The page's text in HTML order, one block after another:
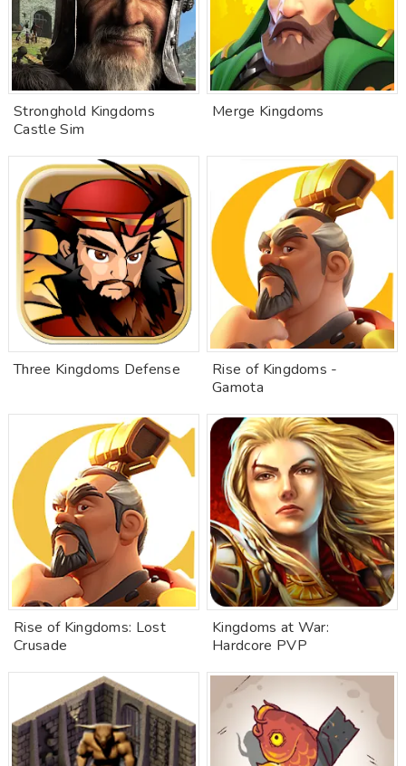
Stronghold Kingdoms
Castle Sim
Merge Kingdoms
Three Kingdoms Defense
Rise of Kingdoms -
Gamota
Rise of Kingdoms: Lost
Crusade
Kingdoms at War:
Hardcore PVP